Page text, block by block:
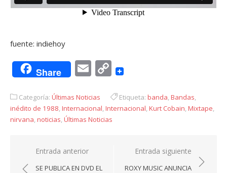
fuente: indiehoy
Share EmailCopy
Categoría: Últimas Noticias Etiqueta: banda,Bandas,
inédito de 1988,Internacional,Internacional,Kurt Cobain,Mixtape,
nirvana,noticias,Últimas Noticias
Navegación
de
Entrada anterior
SE PUBLICA EN DVD EL
Entrada siguiente
ROXY MUSIC ANUNCIA